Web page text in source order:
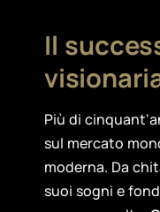
Il
Più di
sul mercato
moderna. Da
suoi sogni e